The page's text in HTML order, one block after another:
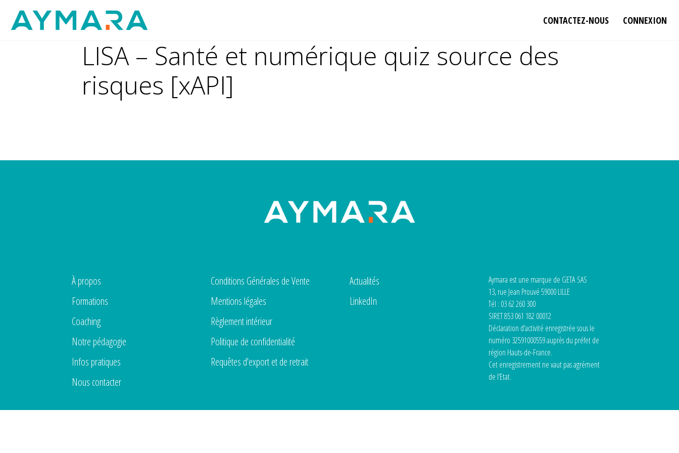
Aller
CONTACTEZ-NOUS CONNEXION
LISA – Santé et numérique quiz source des
risques [xAPI]
À propos
Formations
Coaching
Notre pédagogie
Infos pratiques
Nous contacter
Conditions Générales de Vente
Mentions légales
Règlement intérieur
Politique de confidentialité
Requêtes d'export et de retrait
Actualités
LinkedIn
Aymara est une marque de GETA SAS
13, rue Jean Prouvé 59000 LILLE
Tél : 03 62 260 300
SIRET 853 061 182 00012
Déclaration d’activité enregistrée sous le
numéro 32591000559 auprès du préfet de
région Hauts-de-France.
Cet enregistrement ne vaut pas agrément
de l’Etat.